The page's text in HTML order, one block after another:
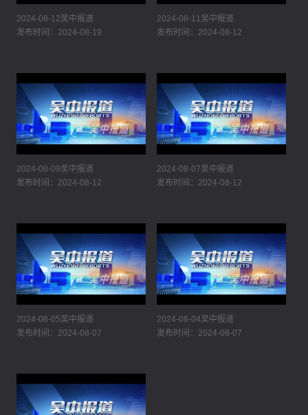
2024-08-12吴中报道
发布时间：2024-08-19
2024-08-11吴中报道
发布时间：2024-08-12
2024-08-09吴中报道
发布时间：2024-08-12
2024-08-07吴中报道
发布时间：2024-08-12
2024-08-05吴中报道
发布时间：2024-08-07
2024-08-04吴中报道
发布时间：2024-08-07